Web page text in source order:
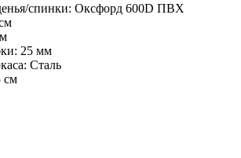
спинки: Оксфорд 600D ПВХ
25 мм
Сталь
см